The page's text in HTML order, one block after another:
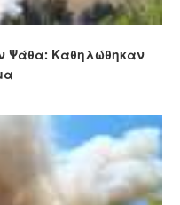
Ψάθα: Καθηλώθηκαν